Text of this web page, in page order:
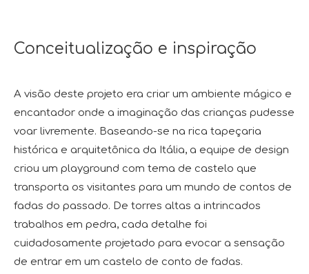
Conceitualização e inspiração
A visão deste projeto era criar um ambiente mágico e
encantador onde a imaginação das crianças pudesse
voar livremente. Baseando-se na rica tapeçaria
histórica e arquitetônica da Itália, a equipe de design
criou um playground com tema de castelo que
transporta os visitantes para um mundo de contos de
fadas do passado. De torres altas a intrincados
trabalhos em pedra, cada detalhe foi
cuidadosamente projetado para evocar a sensação
de entrar em um castelo de conto de fadas.